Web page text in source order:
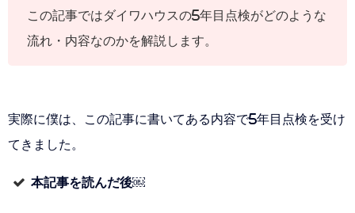
この記事ではダイワハウスの5年目点検がどのような
流れ・内容なのかを解説します。
実際に僕は、この記事に書いてある内容で5年目点検を受け
てきました。
本記事を読んだ後￼